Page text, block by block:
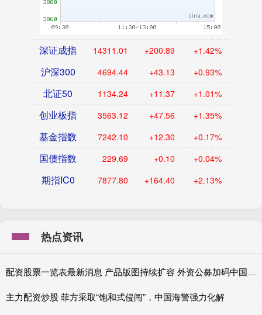
深证成指 14311.01 +200.89 +1.42%
沪深300 4694.44 +43.13 +0.93%
北证50 1134.24 +11.37 +1.01%
创业板指 3563.12 +47.56 +1.35%
基金指数 7242.10 +12.30 +0.17%
国债指数 229.69 +0.10 +0.04%
期指IC0 7877.80 +164.40 +2.13%
热点资讯
配资股票一览表最新消息 产品版图持续扩容 外资公募加码中国不停步
主力配资炒股 菲方采取“饱和式侵闯”，中国海警强力化解